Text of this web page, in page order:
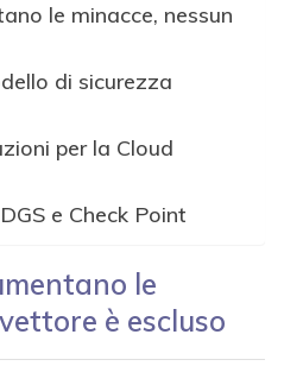
le minacce, nessun
di sicurezza
per la Cloud
e Check Point
le
è escluso